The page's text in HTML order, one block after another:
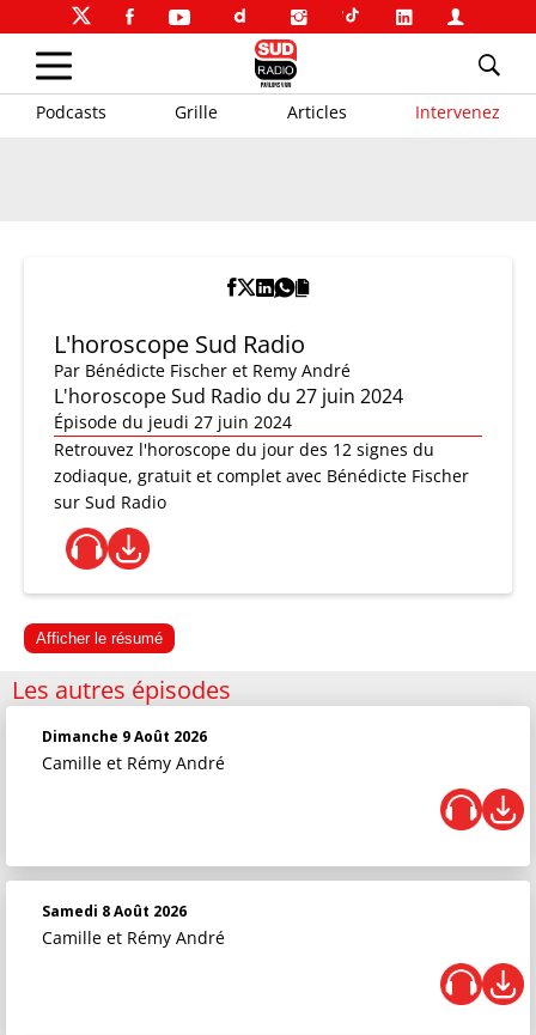
Podcasts Grille Articles Intervenez
L'horoscope Sud Radio
Par Bénédicte Fischer et Remy André
L'horoscope Sud Radio du 27 juin 2024
Épisode du jeudi 27 juin 2024
Retrouvez l'horoscope du jour des 12 signes du
zodiaque, gratuit et complet avec Bénédicte Fischer
sur Sud Radio
Afficher le résumé
Les autres épisodes
Dimanche 9 Août 2026
Camille et Rémy André
Samedi 8 Août 2026
Camille et Rémy André